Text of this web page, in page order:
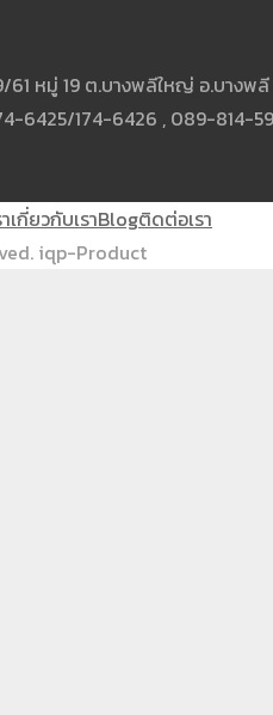
หมู่ 19 ต.บางพลีใหญ่ อ.บางพ
174-6426 , 089-814-
เกี่ยวกับเราBlogติดต่อเรา
iqp-Product